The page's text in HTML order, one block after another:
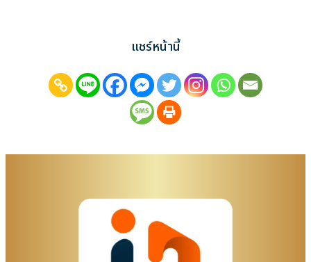
แชร์หน้านี้